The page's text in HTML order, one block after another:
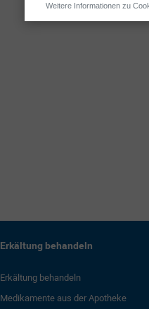
Erkältung behandeln
Erkältung behandeln
Medikamente aus der Apotheke